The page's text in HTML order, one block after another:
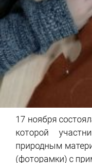
17 ноября
которой
природным
(фоторамки) с